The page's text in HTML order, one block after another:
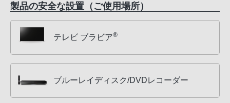
製品の安全な設置（ご使用場所）
テレビ ブラビア®
ブルーレイディスク/DVDレコーダー